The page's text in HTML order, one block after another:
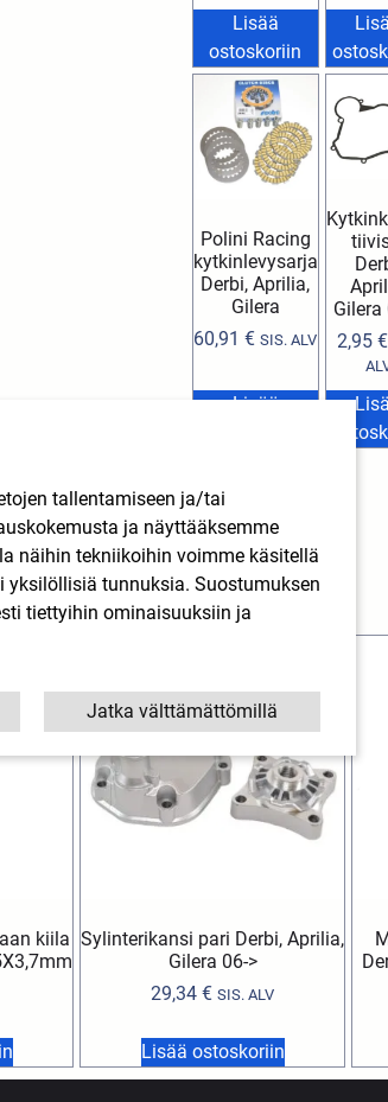
Lisää
ostoskoriin
Polini Racing
kytkinlevysarja
Derbi, Aprilia,
Gilera
60,91€ SIS. ALV
Lisää
Gilera
2,95 €
kiila Sylinterikansi pari Derbi, Aprilia,
Gilera 06->
29,34 € SIS. ALV
Lisää ostoskoriin
tallentamiseen ja/tai
ja näyttääksemme
näihin tekniikoihin voimme käsitellä
tunnuksia. Suostumuksen
tiettyihin ominaisuuksiin ja
Jatka välttämättömillä